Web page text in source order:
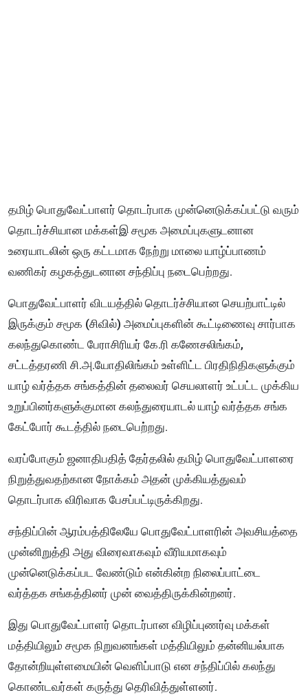
தமிழ் பொதுவேட்பாளர் தொடர்பாக முன்னெடுக்கப்பட்டு வரும்
தொடர்ச்சியான மக்கள்இ சமூக அமைப்புகளுடனான
உரையாடலின் ஒரு கட்டமாக நேற்று மாலை யாழ்ப்பாணம்
வணிகர் கழகத்துடனான சந்திப்பு நடைபெற்றது.
பொதுவேட்பாளர் விடயத்தில் தொடர்ச்சியான செயற்பாட்டில்
இருக்கும் சமூக (சிவில்) அமைப்புகளின் கூட்டிணைவு சார்பாக
கலந்துகொண்ட பேராசிரியர் கே.ரி கணேசலிங்கம்,
சட்டத்தரணி சி.அ.யோதிலிங்கம் உள்ளிட்ட பிரதிநிதிகளுக்கும்
யாழ் வர்த்தக சங்கத்தின் தலைவர் செயலாளர் உட்பட்ட முக்கிய
உறுப்பினர்களுக்குமான கலந்துரையாடல் யாழ் வர்த்தக சங்க
கேட்போர் கூடத்தில் நடைபெற்றது.
வரப்போகும் ஜனாதிபதித் தேர்தலில் தமிழ் பொதுவேட்பாளரை
நிறுத்துவதற்கான நோக்கம் அதன் முக்கியத்துவம்
தொடர்பாக விரிவாக பேசப்பட்டிருக்கிறது.
சந்திப்பின் ஆரம்பத்திலேயே பொதுவேட்பாளரின் அவசியத்தை
முன்னிறுத்தி அது விரைவாகவும் வீரியமாகவும்
முன்னெடுக்கப்பட வேண்டும் என்கின்ற நிலைப்பாட்டை
வர்த்தக சங்கத்தினர் முன் வைத்திருக்கின்றனர்.
இது பொதுவேட்பாளர் தொடர்பான விழிப்புணர்வு மக்கள்
மத்தியிலும் சமூக நிறுவனங்கள் மத்தியிலும் தன்னியல்பாக
தோன்றியுள்ளமையின் வெளிப்பாடு என சந்திப்பில் கலந்து
கொண்டவர்கள் கருத்து தெரிவித்துள்ளனர்.